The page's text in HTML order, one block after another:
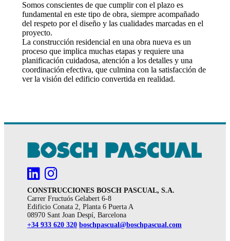
Somos conscientes de que cumplir con el plazo es
fundamental en este tipo de obra, siempre acompañado
del respeto por el diseño y las cualidades marcadas en el
proyecto.
La construcción residencial en una obra nueva es un
proceso que implica muchas etapas y requiere una
planificación cuidadosa, atención a los detalles y una
coordinación efectiva, que culmina con la satisfacción de
ver la visión del edificio convertida en realidad.
CONSTRUCCIONES BOSCH PASCUAL, S.A.
Carrer Fructuós Gelabert 6-8
Edificio Conata 2, Planta 6 Puerta A
08970 Sant Joan Despí, Barcelona
+34 933 620 320 boschpascual@boschpascual.com